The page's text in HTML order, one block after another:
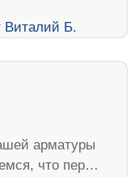
арматуры
что пер…